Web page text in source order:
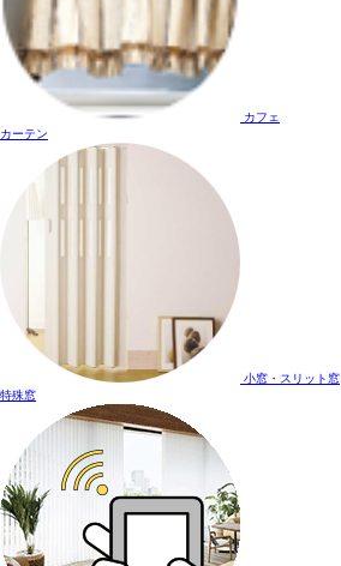
カフェ
カーテン
小窓・スリット窓
特殊窓